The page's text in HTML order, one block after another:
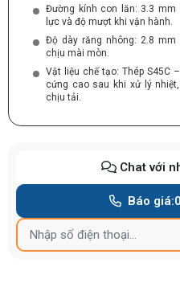
Đường kính con lăn: 3.3 mm
lực và độ mượt khi vận hành.
Độ dày răng nhông: 2.8
chịu mài mòn.
Vật liệu chế tạo: Thép S45C
cứng cao sau khi xử lý
chịu tải.
Chat với
Báo giá: